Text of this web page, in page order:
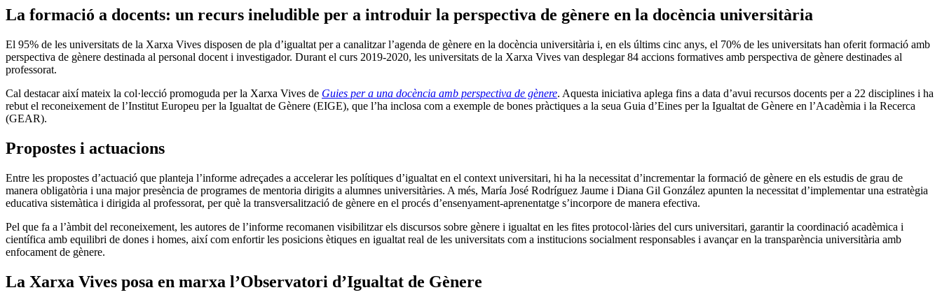
La formació a docents: un recurs ineludible per a introduir la perspectiva de gènere en la docència universitària
El 95% de les universitats de la Xarxa Vives disposen de pla d’igualtat per a canalitzar l’agenda de gènere en la docència universitària i, en els últims cinc anys, el 70% de les universitats han oferit formació amb
perspectiva de gènere destinada al personal docent i investigador. Durant el curs 2019-2020, les universitats de la Xarxa Vives van desplegar 84 accions formatives amb perspectiva de gènere destinades al
professorat.
Cal destacar així mateix la col·lecció promoguda per la Xarxa Vives de Guies per a una docència amb perspectiva de gènere. Aquesta iniciativa aplega fins a data d’avui recursos docents per a 22 disciplines i ha
rebut el reconeixement de l’Institut Europeu per la Igualtat de Gènere (EIGE), que l’ha inclosa com a exemple de bones pràctiques a la seua Guia d’Eines per la Igualtat de Gènere en l’Acadèmia i la Recerca
(GEAR).
Propostes i actuacions
Entre les propostes d’actuació que planteja l’informe adreçades a accelerar les polítiques d’igualtat en el context universitari, hi ha la necessitat d’incrementar la formació de gènere en els estudis de grau de
manera obligatòria i una major presència de programes de mentoria dirigits a alumnes universitàries. A més, María José Rodríguez Jaume i Diana Gil González apunten la necessitat d’implementar una estratègia
educativa sistemàtica i dirigida al professorat, per què la transversalització de gènere en el procés d’ensenyament-aprenentatge s’incorpore de manera efectiva.
Pel que fa a l’àmbit del reconeixement, les autores de l’informe recomanen visibilitzar els discursos sobre gènere i igualtat en les fites protocol·làries del curs universitari, garantir la coordinació acadèmica i
científica amb equilibri de dones i homes, així com enfortir les posicions ètiques en igualtat real de les universitats com a institucions socialment responsables i avançar en la transparència universitària amb
enfocament de gènere.
La Xarxa Vives posa en marxa l’Observatori d’Igualtat de Gènere